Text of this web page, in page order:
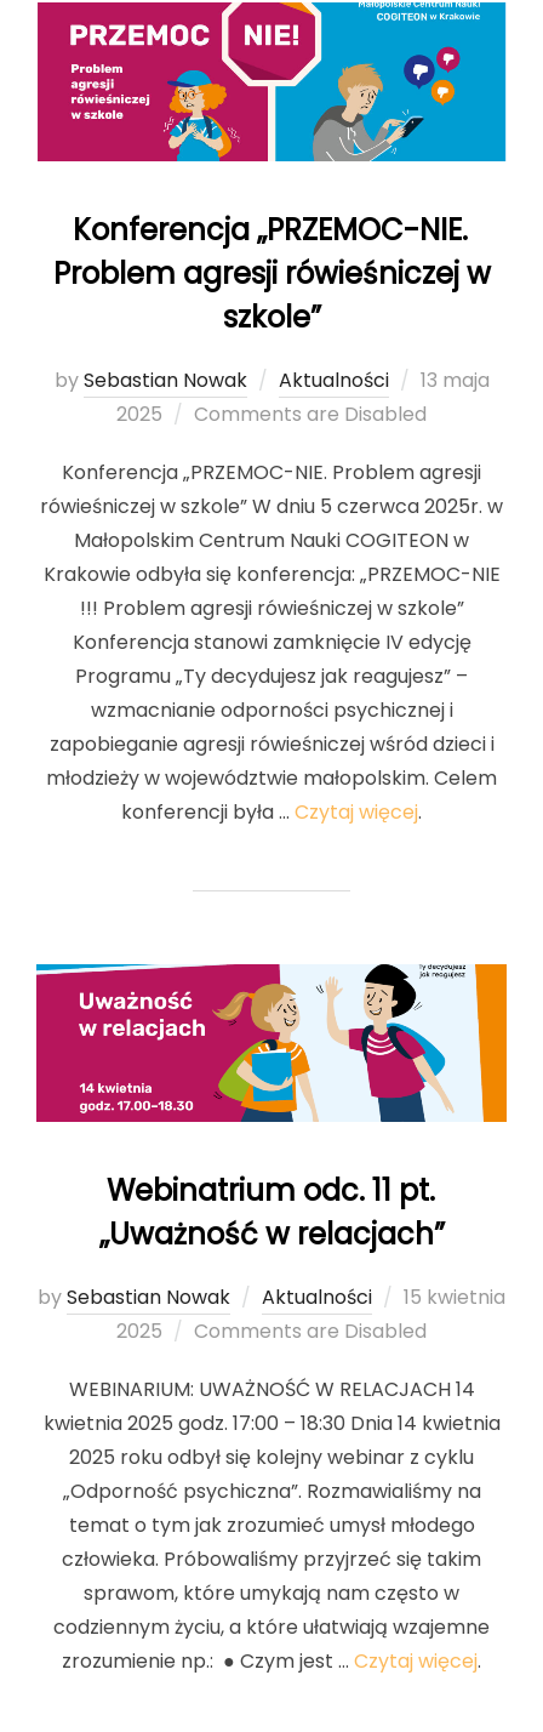
Konferencja „PRZEMOC-NIE.
Problem agresji rówieśniczej w
szkole”
bySebastian Nowak Aktualności
Posted
on
13 maja
2025
Comments are Disabled
Konferencja „PRZEMOC-NIE. Problem agresji
rówieśniczej w szkole” W dniu 5 czerwca 2025r. w
Małopolskim Centrum Nauki COGITEON w
Krakowie odbyła się konferencja: „PRZEMOC-NIE
!!! Problem agresji rówieśniczej w szkole”
Konferencja stanowi zamknięcie IV edycję
Programu „Ty decydujesz jak reagujesz” –
wzmacnianie odporności psychicznej i
zapobieganie agresji rówieśniczej wśród dzieci i
młodzieży w województwie małopolskim. Celem
konferencji była … Czytaj więcej.
Webinatrium odc. 11 pt.
„Uważność w relacjach”
bySebastian Nowak Aktualności
Posted
on
15 kwietnia
2025
Comments are Disabled
WEBINARIUM: UWAŻNOŚĆ W RELACJACH 14
kwietnia 2025 godz. 17:00 – 18:30 Dnia 14 kwietnia
2025 roku odbył się kolejny webinar z cyklu
„Odporność psychiczna”. Rozmawialiśmy na
temat o tym jak zrozumieć umysł młodego
człowieka. Próbowaliśmy przyjrzeć się takim
sprawom, które umykają nam często w
codziennym życiu, a które ułatwiają wzajemne
zrozumienie np.: ● Czym jest … Czytaj więcej.